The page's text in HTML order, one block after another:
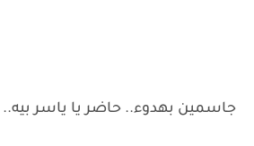
جاسمين بهدوء.. حاضر يا ياسر